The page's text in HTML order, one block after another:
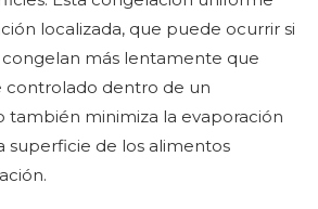
localizada, que puede ocurrir si
congelan más lentamente que
controlado dentro de un
también minimiza la evaporación
superficie de los alimentos